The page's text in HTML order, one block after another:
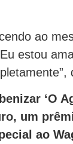
ao
estou
‘O
um
ao